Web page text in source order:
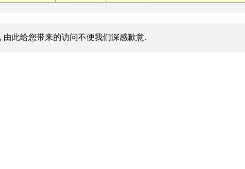
此给您带来的访问不便我们深感歉意.